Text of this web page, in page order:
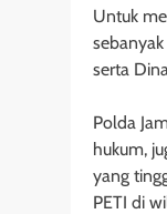
Untuk
serta
Polda
hukum,
yang
PETI di